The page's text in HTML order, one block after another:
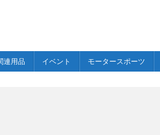
連用品 イベント モータースポーツ